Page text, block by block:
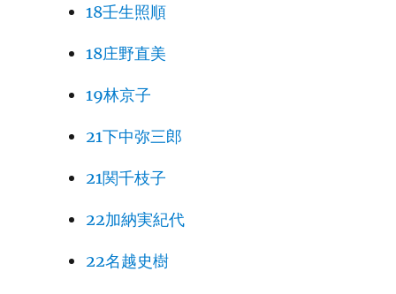
18壬生照順
18庄野直美
19林京子
21下中弥三郎
21関千枝子
22加納実紀代
22名越史樹